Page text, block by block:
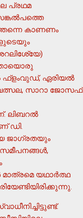
പ്രഥമ
കാണണം
ഫ്ളംവുഡ്, ഏരിയല്‍
വത്സല, സാറാ ജോസഫ്
ഡി.
ജാഗ്രതയും
യഥാര്‍ത്ഥ